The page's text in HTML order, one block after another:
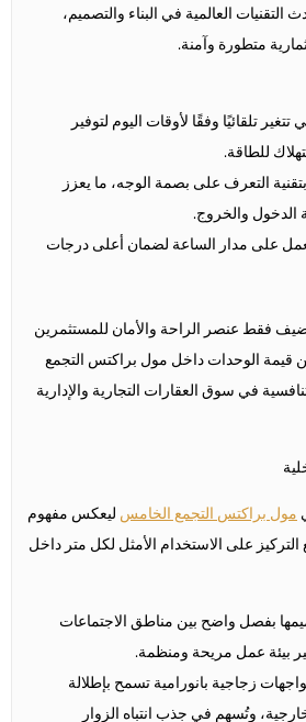
التقنيات العالمية في البناء والتصميم،
متطورة وآمنة.
تلقائيًا وفقًا لأوقات اليوم لتوفير
للطاقة.
التعرف على بصمة الوجه، ما يعزز
الدخول والخروج.
على مدار الساعة لضمان أعلى درجات
تضيف فقط عنصر الراحة والأمان للمستثمرين
قيمة الوحدات داخل مول براكتس التجمع
في سوق العقارات التجارية والإدارية
مول براكتس التجمع الخامسليعكس مفهوم
على الاستخدام الأمثل لكل متر داخل
بفصل واضح بين مناطق الاجتماعات
بيئة عمل مريحة ومنظمة.
زجاجية بانورامية تسمح بإطلالة
وتُسهم في جذب انتباه الزوار